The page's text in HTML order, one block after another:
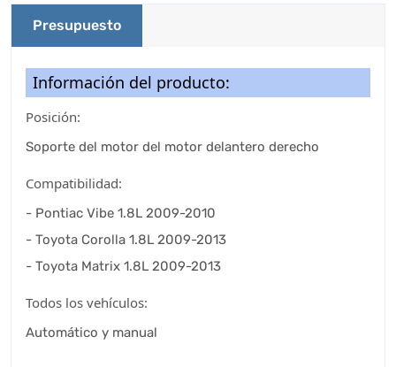
Presupuesto
Información del producto:
Posición:
Soporte del motor del motor delantero derecho
Compatibilidad:
- Pontiac Vibe 1.8L 2009-2010
- Toyota Corolla 1.8L 2009-2013
- Toyota Matrix 1.8L 2009-2013
Todos los vehículos:
Automático y manual